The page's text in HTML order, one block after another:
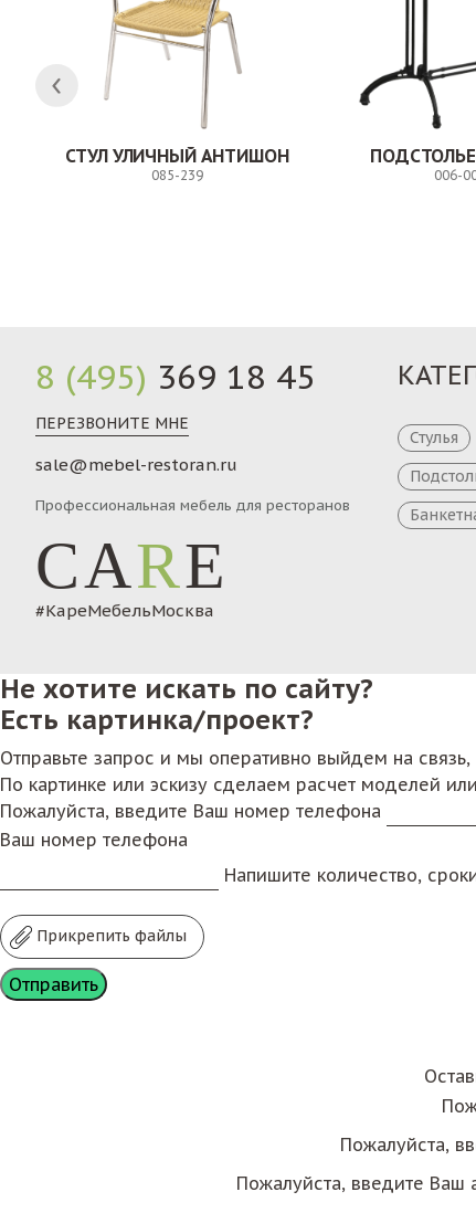
СТУЛ УЛИЧНЫЙ АНТИШОН
085-239 006-
8 (495) 369 18 45
ПЕРЕЗВОНИТЕ МНЕ
sale@mebel-restoran.ru
Профессиональная мебель для ресторанов
CARE
#КареМебельМосква
Стулья
Не хотите искать по сайту?
Есть картинка/проект?
Отправьте запрос и мы оперативно выйдем на
По картинке или эскизу сделаем расчет моделей
Пожалуйста, введите Ваш номер телефона
Ваш номер телефона
Напишите количество,
Прикрепить файлы
Пожалуйста,
Пожалуйста, введите Ваш